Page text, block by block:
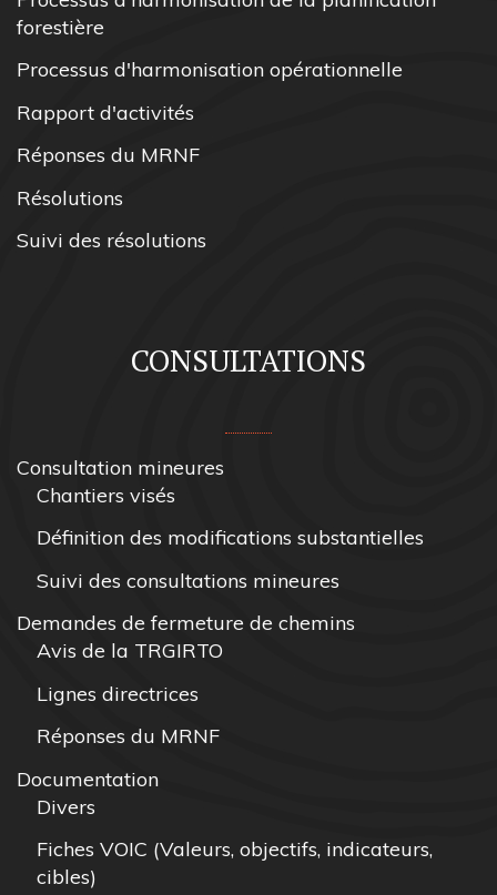
forestière
Processus d'harmonisation opérationnelle
Rapport d'activités
Réponses du MRNF
Résolutions
Suivi des résolutions
CONSULTATIONS
Consultation mineures
Chantiers visés
Définition des modifications substantielles
Suivi des consultations mineures
Demandes de fermeture de chemins
Avis de la TRGIRTO
Lignes directrices
Réponses du MRNF
Documentation
Divers
Fiches VOIC (Valeurs, objectifs, indicateurs,
cibles)